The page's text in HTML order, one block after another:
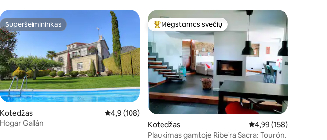
Superšeimininkas
Superšeimininkas
Kotedžas Vidutinis įvertinimas: 4,9 iš 5, atsiliepimų: 108
4,9 (108)
Hogar Gallán
Svečių mėgstamiausias
Mėgstamas svečių
Kotedžas Vidutinis įvertinimas:
4,99 (158)
Plaukimas gamtoje Ribeira Sacra: Tourón.